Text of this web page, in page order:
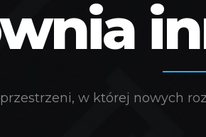
w której nowych